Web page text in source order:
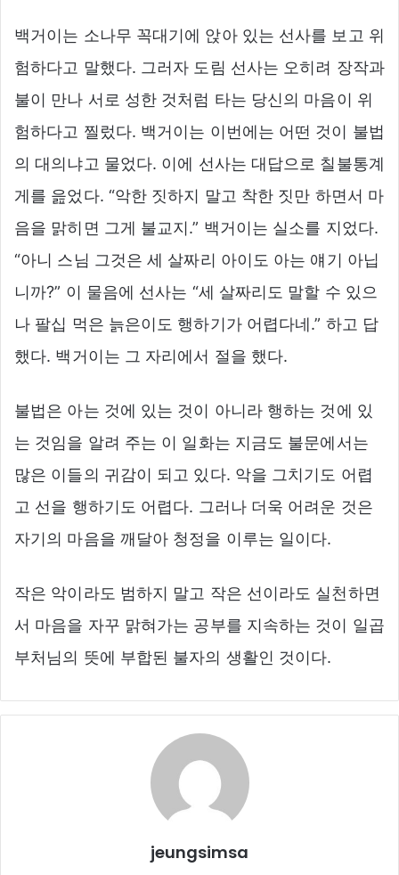
백거이는 소나무 꼭대기에 앉아 있는 선사를 보고 위
험하다고 말했다. 그러자 도림 선사는 오히려 장작과
불이 만나 서로 성한 것처럼 타는 당신의 마음이 위
험하다고 찔렀다. 백거이는 이번에는 어떤 것이 불법
의 대의냐고 물었다. 이에 선사는 대답으로 칠불통계
게를 읊었다. “악한 짓하지 말고 착한 짓만 하면서 마
음을 맑히면 그게 불교지.” 백거이는 실소를 지었다.
“아니 스님 그것은 세 살짜리 아이도 아는 얘기 아닙
니까?” 이 물음에 선사는 “세 살짜리도 말할 수 있으
나 팔십 먹은 늙은이도 행하기가 어렵다네.” 하고 답
했다. 백거이는 그 자리에서 절을 했다.
불법은 아는 것에 있는 것이 아니라 행하는 것에 있
는 것임을 알려 주는 이 일화는 지금도 불문에서는
많은 이들의 귀감이 되고 있다. 악을 그치기도 어렵
고 선을 행하기도 어렵다. 그러나 더욱 어려운 것은
자기의 마음을 깨달아 청정을 이루는 일이다.
작은 악이라도 범하지 말고 작은 선이라도 실천하면
서 마음을 자꾸 맑혀가는 공부를 지속하는 것이 일곱
부처님의 뜻에 부합된 불자의 생활인 것이다.
jeungsimsa